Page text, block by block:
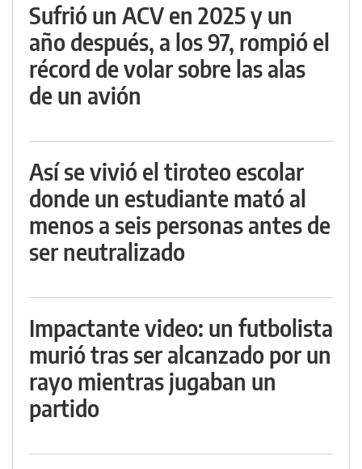
Sufrió un ACV en 2025 y un
año después, a los 97, rompió el
récord de volar sobre las alas
de un avión
Así se vivió el tiroteo escolar
donde un estudiante mató al
menos a seis personas antes de
ser neutralizado
Impactante video: un futbolista
murió tras ser alcanzado por un
rayo mientras jugaban un
partido